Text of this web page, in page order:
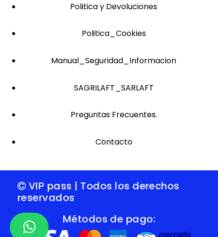
Politica y Devoluciones
Politica_Cookies
Manual_Seguridad_Informacion
SAGRILAFT_SARLAFT
Preguntas Frecuentes.
Contacto
VIP pass | Todos los derechos
reservados
Métodos de pago: